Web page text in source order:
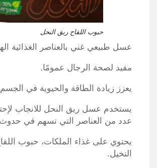
حبوب اللقاح ريق النحل
عسل طبيعي غني بالعناصر الغذائية
مفيد لصحة الرجال عمومًا.
يعزز زيادة الطاقة والحيوية في
يستخدم عسل ريق النحل للانجاب
عدد من العناصر التي تسهم في
يحتوي على غذاء الملكات، حبوب
النخيل.